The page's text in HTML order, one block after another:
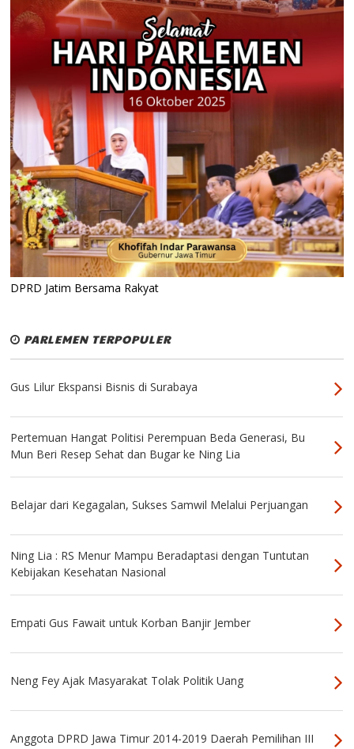
DPRD Jatim Bersama Rakyat
PARLEMEN TERPOPULER
Gus Lilur Ekspansi Bisnis di Surabaya
Pertemuan Hangat Politisi Perempuan Beda Generasi, Bu
Mun Beri Resep Sehat dan Bugar ke Ning Lia
Belajar dari Kegagalan, Sukses Samwil Melalui Perjuangan
Ning Lia : RS Menur Mampu Beradaptasi dengan Tuntutan
Kebijakan Kesehatan Nasional
Empati Gus Fawait untuk Korban Banjir Jember
Neng Fey Ajak Masyarakat Tolak Politik Uang
Anggota DPRD Jawa Timur 2014-2019 Daerah Pemilihan III